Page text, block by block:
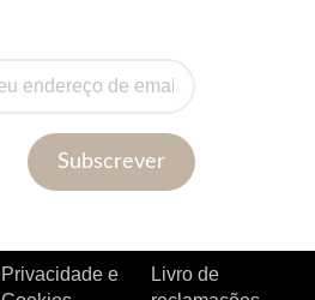
Subscrever
Privacidade e
Livro de